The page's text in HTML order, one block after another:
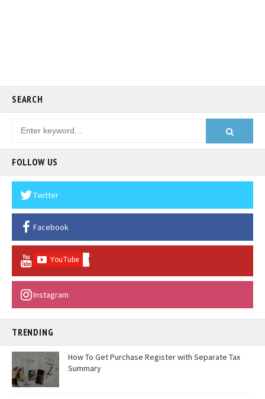
SEARCH
FOLLOW US
Twitter
Facebook
Instagram
TRENDING
How To Get Purchase Register with Separate Tax
Summary